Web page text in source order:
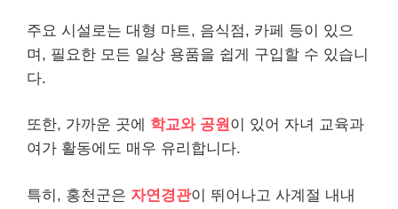
주요 시설로는 대형 마트, 음식점, 카페 등이 있으
며, 필요한 모든 일상 용품을 쉽게 구입할 수 있습니
다.
또한, 가까운 곳에 학교와 공원이 있어 자녀 교육과
여가 활동에도 매우 유리합니다.
특히, 홍천군은 자연경관이 뛰어나고 사계절 내내